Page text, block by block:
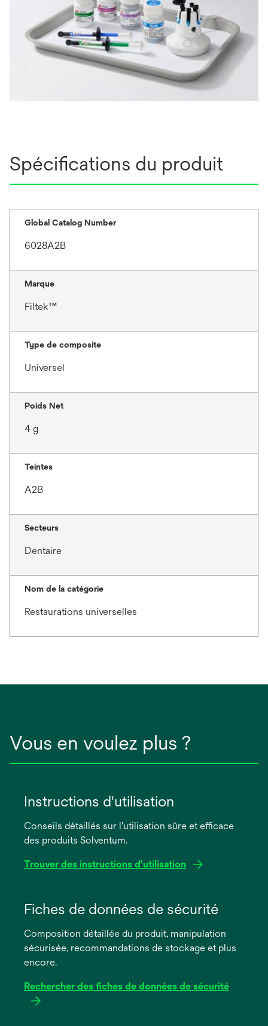
Spécifications du produit
Global Catalog Number
6028A2B
Marque
Filtek™
Type de composite
Universel
Poids Net
4 g
Teintes
A2B
Secteurs
Dentaire
Nom de la catégorie
Restaurations universelles
Vous en voulez plus ?
Instructions d'utilisation
Conseils détaillés sur l'utilisation sûre et efficace
des produits Solventum.
Trouver des instructions d'utilisation
dans
nouvel
onglet
Fiches de données de sécurité
Composition détaillée du produit, manipulation
sécurisée, recommandations de stockage et plus
encore.
Rechercher des fiches de données de sécurité